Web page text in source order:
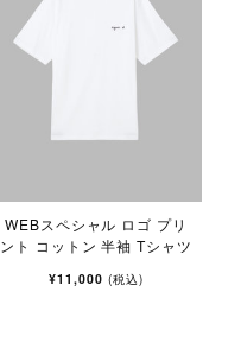
WEBスペシャル ロゴ プリ
ント コットン 半袖 Tシャツ
¥11,000 (税込)